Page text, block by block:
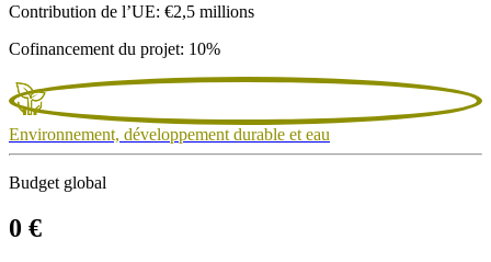
Contribution de l’UE: €2,5 millions
Cofinancement du projet: 10%
Environnement, développement durable et eau
Budget global
0 €